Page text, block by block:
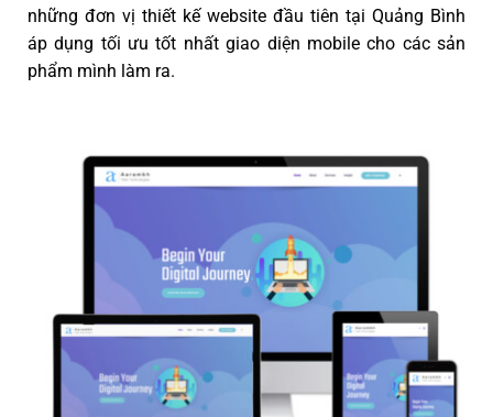
những đơn vị thiết kế website đầu tiên tại Quảng Bình
áp dụng tối ưu tốt nhất giao diện mobile cho các sản
phẩm mình làm ra.